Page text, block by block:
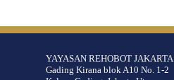
YAYASAN REHOBOT JAKARTA
Gading Kirana blok A10 No. 1-2